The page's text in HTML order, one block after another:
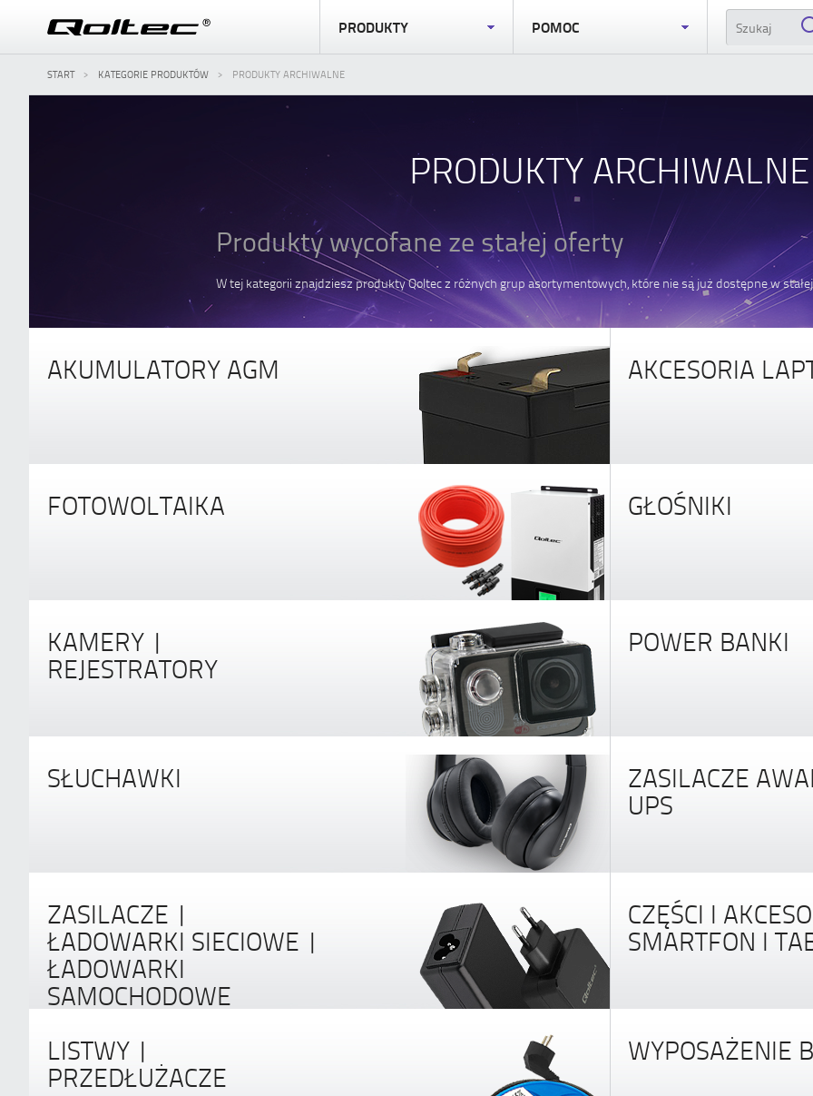
PRODUKTY POMOC
START KATEGORIE PRODUKTÓW PRODUKTY ARCHIWALNE
PRODUKTY ARCHIWALNE
Produkty wycofane ze stałej oferty
W tej kategorii znajdziesz produkty Qoltec z różnych grup asortymentowych, które nie są już dostępne w
AKUMULATORY AGM AKCESORIA
FOTOWOLTAIKA GŁOŚNIKI
KAMERY |
REJESTRATORY
POWER BANKI
SŁUCHAWKI ZASILACZE
UPS
ZASILACZE |
ŁADOWARKI SIECIOWE |
ŁADOWARKI
SAMOCHODOWE
CZĘŚCI I
SMARTFON I
LISTWY |
PRZEDŁUŻACZE
WYPOSAŻENIE